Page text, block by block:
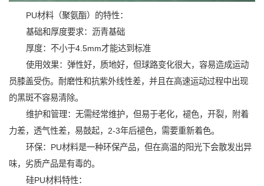
PU材料（聚氨酯）的特性：
基础和厚度要求：沥青基础
厚度：不小于4.5mm才能达到标准
使用效果：弹性好，质地好，但球路变化很大，容易造成运动
员膝盖受伤。耐磨性和抗紫外线性差，并且在高速运动过程中出现
的黑斑不容易清除。
维护和管理：无需经常维护，但易于老化，褪色，开裂，附着
力差，透气性差，易鼓起，2-3年后褪色，需要重新着色。
环保：PU材料是一种环保产品，但在高温的阳光下会散发出异
味，劣质产品是有毒的。
硅PU材料特性：